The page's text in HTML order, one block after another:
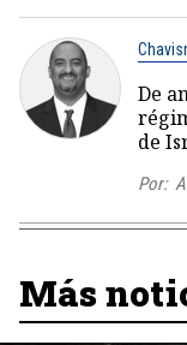
De
de
Por:
Más